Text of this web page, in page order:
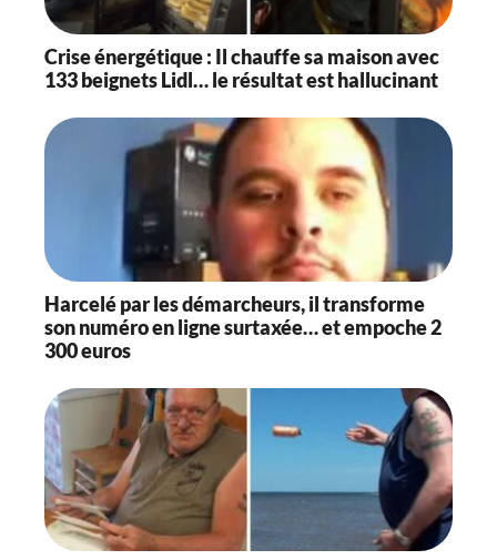
Crise énergétique : Il chauffe sa maison avec
133 beignets Lidl… le résultat est hallucinant
Harcelé par les démarcheurs, il transforme
son numéro en ligne surtaxée… et empoche 2
300 euros